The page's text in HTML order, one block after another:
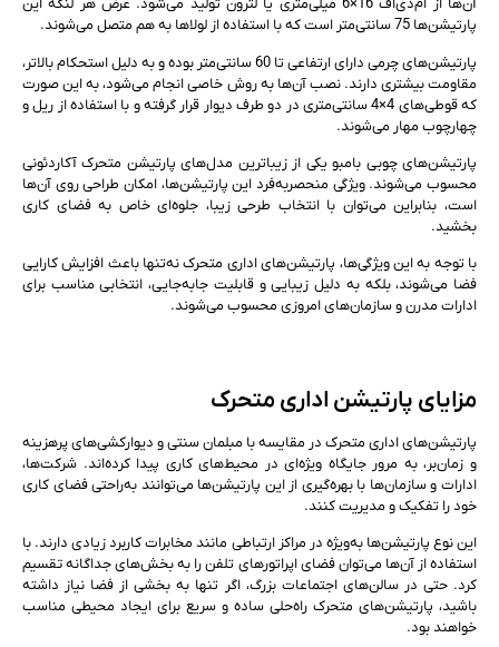
آن‌ها از ام‌دی‌اف 16×6 میلی‌متری یا لترون تولید می‌شود. عرض هر لنگه این
پارتیشن‌ها 75 سانتی‌متر است که با استفاده از لولاها به هم متصل می‌شوند.
پارتیشن‌های چرمی دارای ارتفاعی تا 60 سانتی‌متر بوده و به دلیل استحکام بالاتر،
مقاومت بیشتری دارند. نصب آن‌ها به روش خاصی انجام می‌شود، به این صورت
که قوطی‌های 4×4 سانتی‌متری در دو طرف دیوار قرار گرفته و با استفاده از ریل و
چهارچوب مهار می‌شوند.
پارتیشن‌های چوبی بامبو یکی از زیباترین مدل‌های پارتیشن متحرک آکاردئونی
محسوب می‌شوند. ویژگی منحصربه‌فرد این پارتیشن‌ها، امکان طراحی روی آن‌ها
است، بنابراین می‌توان با انتخاب طرحی زیبا، جلوه‌ای خاص به فضای کاری
بخشید.
با توجه به این ویژگی‌ها، پارتیشن‌های اداری متحرک نه‌تنها باعث افزایش کارایی
فضا می‌شوند، بلکه به دلیل زیبایی و قابلیت جابه‌جایی، انتخابی مناسب برای
ادارات مدرن و سازمان‌های امروزی محسوب می‌شوند.
مزایای پارتیشن اداری متحرک
پارتیشن‌های اداری متحرک در مقایسه با مبلمان سنتی و دیوارکشی‌های پرهزینه
و زمان‌بر، به مرور جایگاه ویژه‌ای در محیط‌های کاری پیدا کرده‌اند. شرکت‌ها،
ادارات و سازمان‌ها با بهره‌گیری از این پارتیشن‌ها می‌توانند به‌راحتی فضای کاری
خود را تفکیک و مدیریت کنند.
این نوع پارتیشن‌ها به‌ویژه در مراکز ارتباطی مانند مخابرات کاربرد زیادی دارند. با
استفاده از آن‌ها می‌توان فضای اپراتورهای تلفن را به بخش‌های جداگانه تقسیم
کرد. حتی در سالن‌های اجتماعات بزرگ، اگر تنها به بخشی از فضا نیاز داشته
باشید، پارتیشن‌های متحرک راه‌حلی ساده و سریع برای ایجاد محیطی مناسب
خواهند بود.